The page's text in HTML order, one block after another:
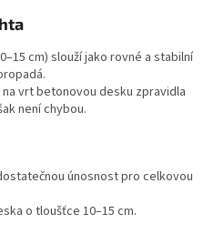
cm) slouží jako rovné a stabilní
vrt betonovou desku zpravidla
není chybou.
únosnost pro celkovou
o tloušťce 10–15 cm.